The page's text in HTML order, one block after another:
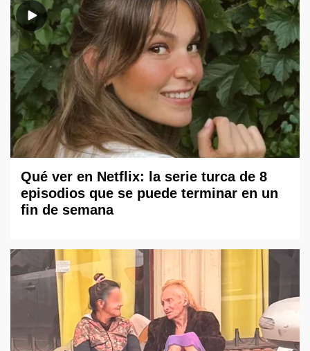
Qué ver en Netflix: la serie turca de 8
episodios que se puede terminar en un
fin de semana